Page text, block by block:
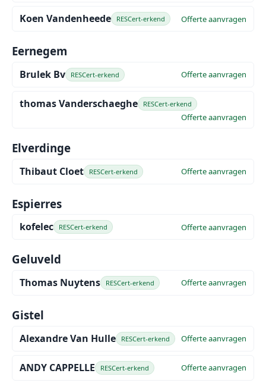
Koen Vandenheede RESCert-erkend Offerte aanvragen
Eernegem
Brulek Bv RESCert-erkend Offerte aanvragen
thomas Vanderschaeghe RESCert-erkend
Offerte aanvragen
Elverdinge
Thibaut Cloet RESCert-erkend Offerte aanvragen
Espierres
kofelec RESCert-erkend Offerte aanvragen
Geluveld
Thomas Nuytens RESCert-erkend Offerte aanvragen
Gistel
Alexandre Van Hulle RESCert-erkend Offerte aanvragen
ANDY CAPPELLE RESCert-erkend Offerte aanvragen